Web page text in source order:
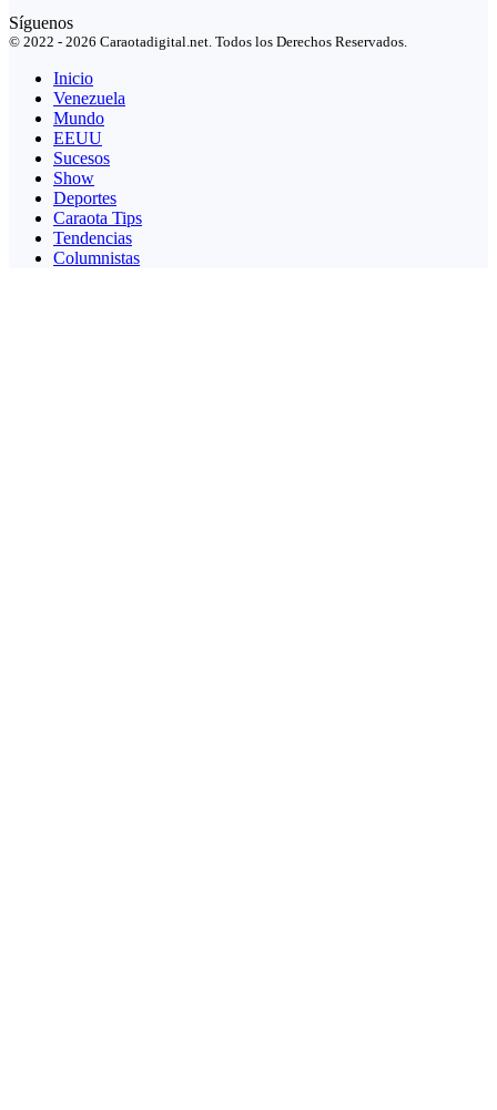
Síguenos
© 2022 - 2026 Caraotadigital.net. Todos los Derechos Reservados.
Inicio
Venezuela
Mundo
EEUU
Sucesos
Show
Deportes
Caraota Tips
Tendencias
Columnistas